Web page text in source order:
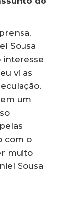
Sousa
interesse
vi as
um
com o
muito
Sousa,